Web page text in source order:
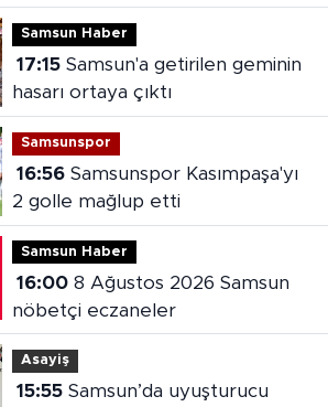
takımlar belli oldu
Samsun Haber
17:15Samsun'a getirilen geminin
hasarı ortaya çıktı
Samsunspor
16:56Samsunspor Kasımpaşa'yı
2 golle mağlup etti
Samsun Haber
16:008 Ağustos 2026 Samsun
nöbetçi eczaneler
Asayiş
15:55Samsun’da uyuşturucu